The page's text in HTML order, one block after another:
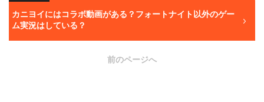
カニヨイにはコラボ動画がある？フォートナイト以外のゲー
ム実況はしている？
前のページへ